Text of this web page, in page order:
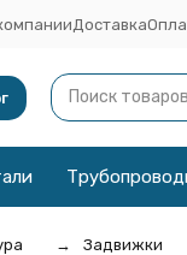
Доставка
Задвижки